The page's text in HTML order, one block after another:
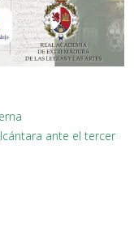
ante el tercer